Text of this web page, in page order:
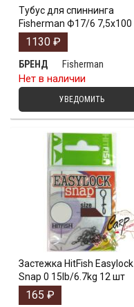
Тубус для спиннинга
Fisherman Ф17/6 7,5х100
1130 ₽
БРЕНД
Fisherman
Нет в наличии
УВЕДОМИТЬ
Застежка HitFish Easylock
Snap 0 15lb/6.7kg 12 шт
165 ₽